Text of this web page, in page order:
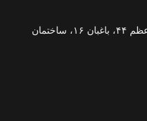
آدرس : کارخانه مشهد، بلوار پیامبراعظم ۴۴، باغبان ۱۶، ساختمان